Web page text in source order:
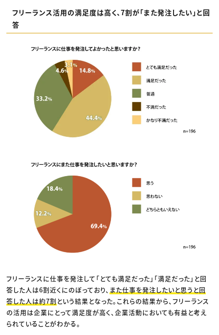
フリーランス活用の満足度は高く、7割が「また発注したい」と回
答
フリーランスに仕事を発注して「とても満足だった」「満足だった」と回
答した人は6割近くにのぼっており、 また仕事を発注したいと思うと回
答した人は約7割 という結果となった。これらの結果から、フリーランス
の活用は企業にとって満足度が高く、企業活動においても有益と考え
られていることがわかる。